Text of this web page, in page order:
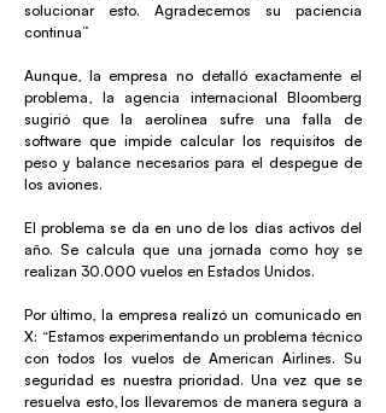
solucionar esto. Agradecemos su paciencia
continua”
Aunque, la empresa no detalló exactamente el
problema, la agencia internacional Bloomberg
sugirió que la aerolínea sufre una falla de
software que impide calcular los requisitos de
peso y balance necesarios para el despegue de
los aviones.
El problema se da en uno de los días activos del
año. Se calcula que una jornada como hoy se
realizan 30.000 vuelos en Estados Unidos.
Por último, la empresa realizó un comunicado en
X: “Estamos experimentando un problema técnico
con todos los vuelos de American Airlines. Su
seguridad es nuestra prioridad. Una vez que se
resuelva esto, los llevaremos de manera segura a